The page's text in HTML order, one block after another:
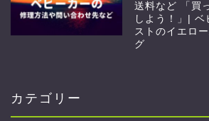
送料など 「買
しよう！」| ベ
ストのイエロ
グ
カテゴリー